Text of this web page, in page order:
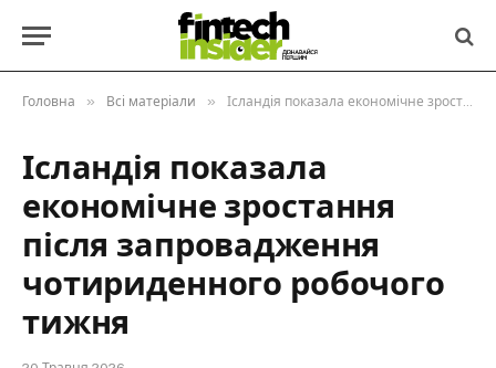
Головна » Всі матеріали » Ісландія показала економічне зростання після запровадження чотириденного робочого тижня
Ісландія показала
економічне зростання
після запровадження
чотириденного робочого
тижня